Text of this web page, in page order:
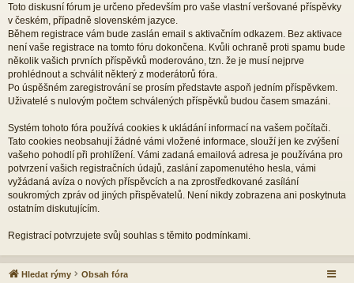
t
Toto diskusní fórum je určeno především pro vaše vlastní veršované příspěvky
v českém, případně slovenském jazyce.
Během registrace vám bude zaslán email s aktivačním odkazem. Bez aktivace
není vaše registrace na tomto fóru dokončena. Kvůli ochraně proti spamu bude
několik vašich prvních příspěvků moderováno, tzn. že je musí nejprve
prohlédnout a schválit některý z moderátorů fóra.
Po úspěšném zaregistrování se prosím představte aspoň jedním příspěvkem.
Uživatelé s nulovým počtem schválených příspěvků budou časem smazáni.
Systém tohoto fóra používá cookies k ukládání informací na vašem počítači.
Tato cookies neobsahují žádné vámi vložené informace, slouží jen ke zvýšení
vašeho pohodlí při prohlížení. Vámi zadaná emailová adresa je používána pro
potvrzení vašich registračních údajů, zaslání zapomenutého hesla, vámi
vyžádaná avíza o nových příspěvcích a na zprostředkované zasílání
soukromých zpráv od jiných přispěvatelů. Není nikdy zobrazena ani poskytnuta
ostatním diskutujícím.
Registrací potvrzujete svůj souhlas s těmito podmínkami.
Hledat rýmy Obsah fóra